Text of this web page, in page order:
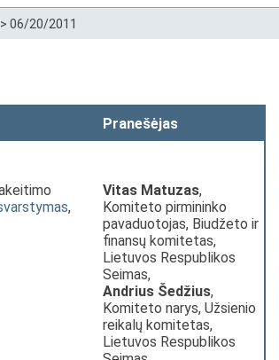
> 06/20/2011
Pranešėjas
,
Vitas Matuzas,
Komiteto pirmininko
pavaduotojas, Biudžeto ir
finansų komitetas,
Lietuvos Respublikos
Seimas,
Andrius Šedžius,
Komiteto narys, Užsienio
reikalų komitetas,
Lietuvos Respublikos